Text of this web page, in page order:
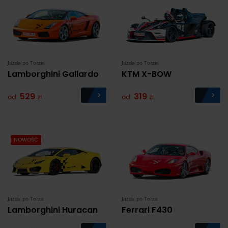
kilometrów na wschód od centrum Krakowa (ulica
Rzepakowa 4R) powoduje, że jest łatwo dostępny dla
lokalnej społeczności oraz dla miłośników motoryzacji z
Moto Park Kraków pełni ważną rolę w podnoszeniu
poziomu bezpieczeństwa na drogach dzięki organizacji
szkoleń dla kierowców. Na torze zamontowano aż trzy
płyty poślizgowe o różnych kształtach, na których
umiejętności reakcji i kontroli nad pojazdem w
trudnych warunkach to ważne elementy szkoleń, które
mogą pomóc w uniknięciu wypadków i kolizji na drodze.
Tor Wyścigowy Kraków miejscem imprez
Podczas organizowanych przez nas wydarzeń Tor
Jazda po Torze
Lamborghini Gallardo
od: 529 zł
Jazda po Torze
KTM X-BOW
od: 319 zł
NOWOŚĆ
Jazda po Torze
Lamborghini Huracan
Jazda po Torze
Ferrari F430